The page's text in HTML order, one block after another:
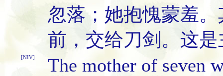
忽落；她抱愧蒙羞
前，交给刀剑。这
[NIV]
The mother of seven